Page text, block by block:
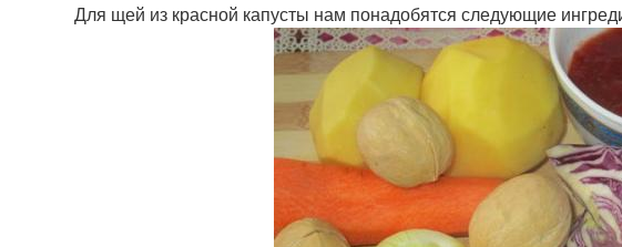
Для щей из красной капусты нам понадобятся следующие